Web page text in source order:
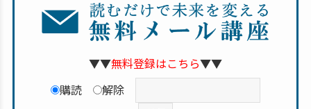
▼▼無料登録はこちら▼▼
購読
解除